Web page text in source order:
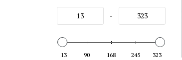
-
13 90 168 245 323